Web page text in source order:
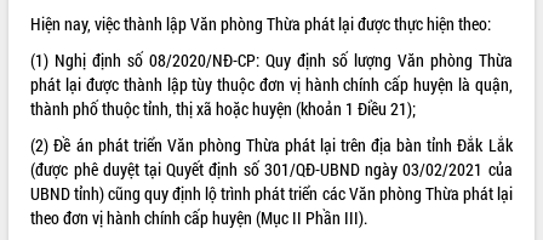
Khám bệnh, cấp phát thuốc miễn phí
và tặng quà người dân xã Cư Pui
Hội nghị UBND tỉnh Đắk Lắk thường kỳ
tháng 7/2026
Lễ truy tặng danh hiệu “Bà Mẹ Việt
Nam Anh hùng” và trao Huân chương
Lao động
UBND tỉnh Đắk Lắk triển khai nhiệm
vụ 6 tháng cuối năm 2026
ALBUM ẢNH
Hiện nay, việc thành lập Văn phòng Thừa phát lại được thực hiện theo:
(1) Nghị định số 08/2020/NĐ-CP: Quy định số lượng Văn phòng Thừa
phát lại được thành lập tùy thuộc đơn vị hành chính cấp huyện là quận,
thành phố thuộc tỉnh, thị xã hoặc huyện (khoản 1 Điều 21);
(2) Đề án phát triển Văn phòng Thừa phát lại trên địa bàn tỉnh Đắk Lắk
(được phê duyệt tại Quyết định số 301/QĐ-UBND ngày 03/02/2021 của
UBND tỉnh) cũng quy định lộ trình phát triển các Văn phòng Thừa phát lại
theo đơn vị hành chính cấp huyện (Mục II Phần III).